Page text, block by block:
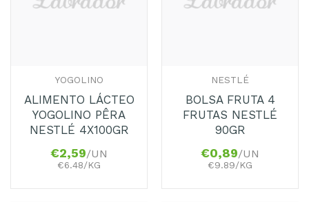
YOGOLINO
ALIMENTO LÁCTEO
YOGOLINO PÊRA
NESTLÉ 4X100GR
€2,59/UN
€6.48/KG
NESTLÉ
BOLSA FRUTA 4
FRUTAS NESTLÉ
90GR
€0,89/UN
€9.89/KG